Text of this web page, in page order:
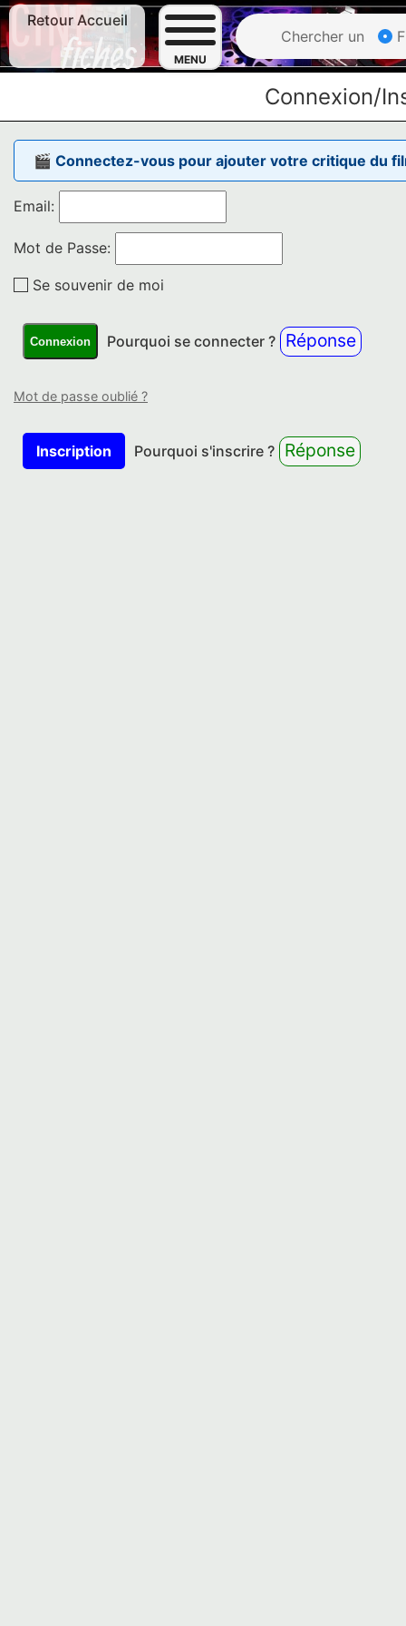
Retour Accueil
MENU
Chercher un
Connexion/
🎬 Connectez-vous pour ajouter votre critique du
Email:
Mot de Passe:
Se souvenir de moi
Connexion Pourquoi se connecter ? Réponse
Mot de passe oublié ?
Inscription Pourquoi s'inscrire ? Réponse